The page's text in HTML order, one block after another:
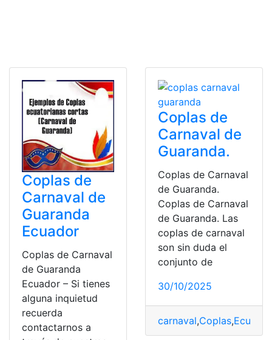
Coplas de
Carnaval de
Guaranda
Ecuador
Coplas de Carnaval
de Guaranda
Ecuador – Si tienes
alguna inquietud
recuerda
contactarnos a
Coplas de
Carnaval de
Guaranda.
Coplas de Carnaval
de Guaranda.
Coplas de Carnaval
de Guaranda. Las
coplas de carnaval
son sin duda el
conjunto de
30/10/2025
carnaval,Coplas,Ecuador